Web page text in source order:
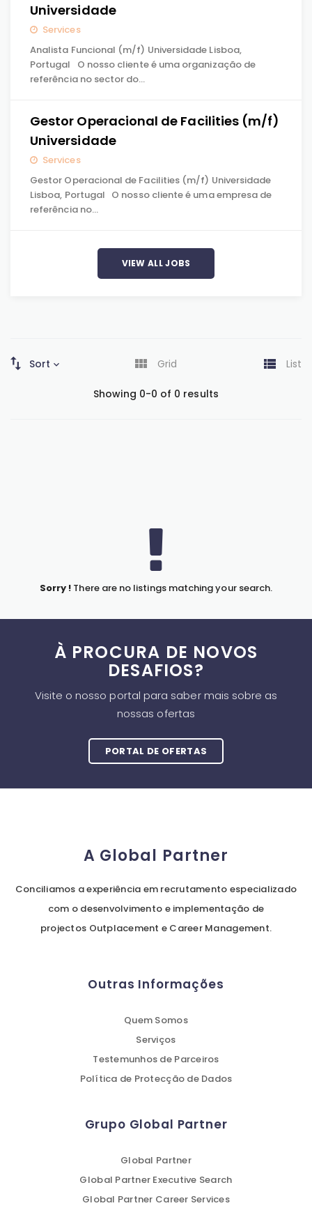
Universidade
Services
Analista Funcional (m/f) Universidade Lisboa,
Portugal O nosso cliente é uma organização de
referência no sector do…
Gestor Operacional de Facilities (m/f)
Universidade
Services
Gestor Operacional de Facilities (m/f) Universidade
Lisboa, Portugal O nosso cliente é uma empresa de
referência no…
VIEW ALL JOBS
Sort Grid List
Showing 0-0 of 0 results
Sorry ! There are no listings matching your search.
À PROCURA DE NOVOS
DESAFIOS?
Visite o nosso portal para saber mais sobre as
nossas ofertas
PORTAL DE OFERTAS
A Global Partner
Conciliamos a experiência em recrutamento especializado
com o desenvolvimento e implementação de
projectos Outplacement e Career Management.
Outras Informações
Quem Somos
Serviços
Testemunhos de Parceiros
Política de Protecção de Dados
Grupo Global Partner
Global Partner
Global Partner Executive Search
Global Partner Career Services